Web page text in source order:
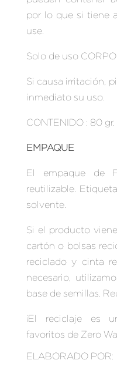
por lo que si tiene
use.
Solo de uso
Si causa irritación,
inmediato su uso.
CONTENIDO : 80 gr.
EMPAQUE
El empaque de
reutilizable.
solvente.
Si el producto
cartón o bolsas
reciclado y cinta
necesario,
base de semillas.
¡El reciclaje es
favoritos de Zero
ELABORADO POR: